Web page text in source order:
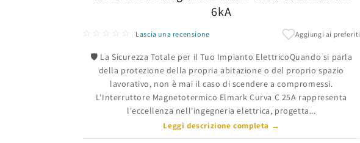
6kA
☆☆☆☆☆ Lascia una recensione Aggiungi ai preferiti
🛡️ La Sicurezza Totale per il Tuo Impianto ElettricoQuando si parla
della protezione della propria abitazione o del proprio spazio
lavorativo, non è mai il caso di scendere a compromessi.
L'Interruttore Magnetotermico Elmark Curva C 25A rappresenta
l'eccellenza nell'ingegneria elettrica, progetta...
Leggi descrizione completa →